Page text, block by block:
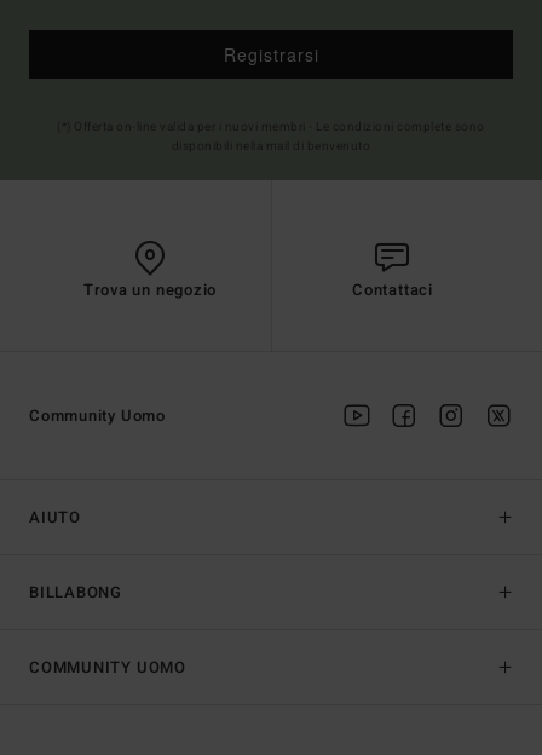
Registrarsi
Trova un negozio Contattaci
AIUTO
BILLABONG
Community Uomo
COMMUNITY UOMO